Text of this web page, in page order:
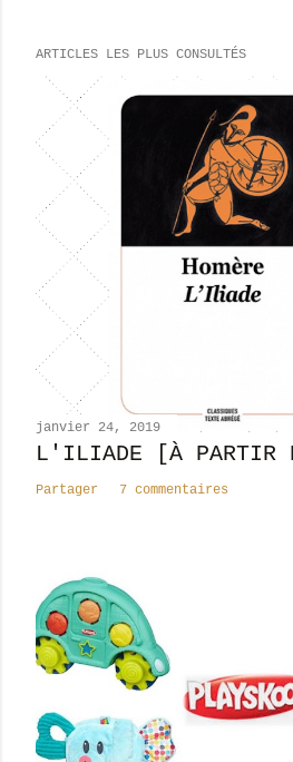
g
t
r
c
m
n
t
i
ARTICLES LES PLUS CONSULTÉS
janvier 24, 2019
L'ILIADE [À PARTIR
Partager 7 commentaires